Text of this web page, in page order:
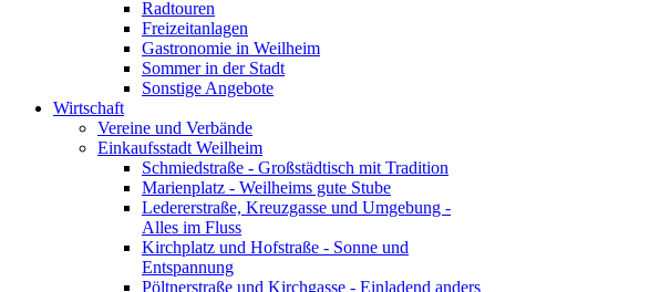
Radtouren
Freizeitanlagen
Gastronomie in Weilheim
Sommer in der Stadt
Sonstige Angebote
Wirtschaft
Vereine und Verbände
Einkaufsstadt Weilheim
Schmiedstraße - Großstädtisch mit Tradition
Marienplatz - Weilheims gute Stube
Ledererstraße, Kreuzgasse und Umgebung -
Alles im Fluss
Kirchplatz und Hofstraße - Sonne und
Entspannung
Pöltnerstraße und Kirchgasse - Einladend anders